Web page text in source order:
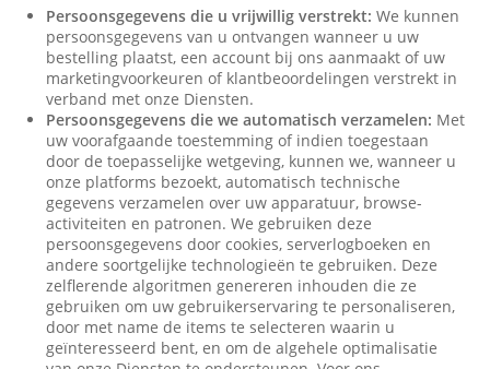
Persoonsgegevens die u vrijwillig verstrekt: We kunnen
persoonsgegevens van u ontvangen wanneer u uw
bestelling plaatst, een account bij ons aanmaakt of uw
marketingvoorkeuren of klantbeoordelingen verstrekt in
verband met onze Diensten.
Persoonsgegevens die we automatisch verzamelen: Met
uw voorafgaande toestemming of indien toegestaan
door de toepasselijke wetgeving, kunnen we, wanneer u
onze platforms bezoekt, automatisch technische
gegevens verzamelen over uw apparatuur, browse-
activiteiten en patronen. We gebruiken deze
persoonsgegevens door cookies, serverlogboeken en
andere soortgelijke technologieën te gebruiken. Deze
zelflerende algoritmen genereren inhouden die ze
gebruiken om uw gebruikerservaring te personaliseren,
door met name de items te selecteren waarin u
geïnteresseerd bent, en om de algehele optimalisatie